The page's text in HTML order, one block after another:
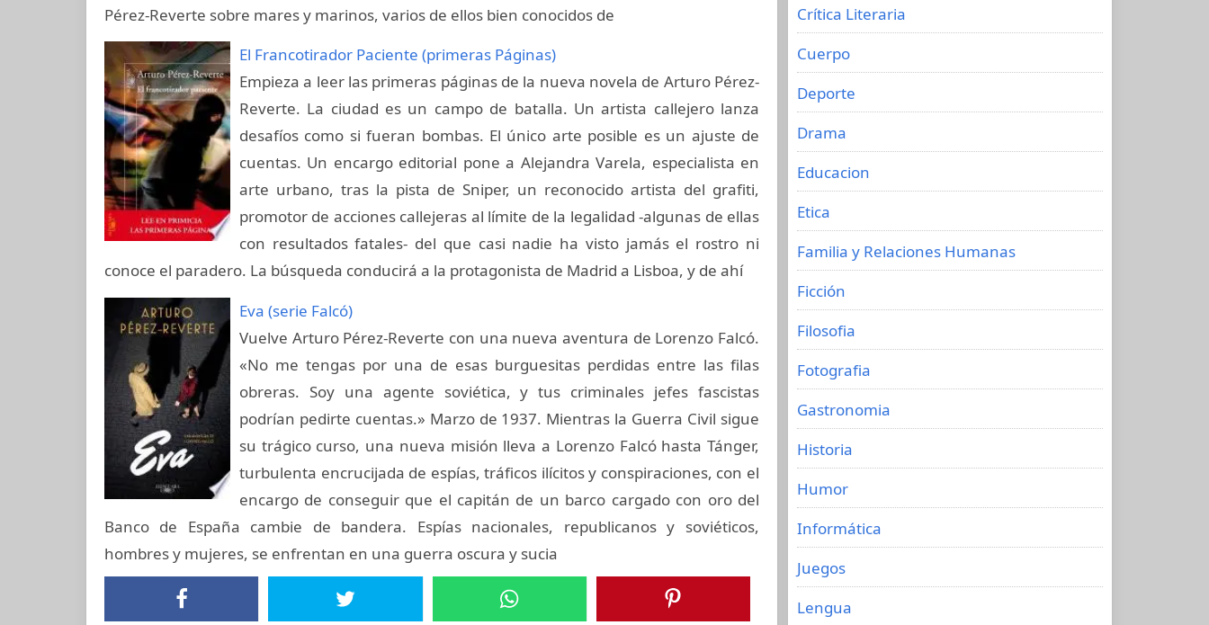
Pérez-Reverte sobre mares y marinos, varios de ellos bien conocidos de
El Francotirador Paciente (primeras Páginas)
Empieza a leer las primeras páginas de la nueva novela de Arturo Pérez-
Reverte. La ciudad es un campo de batalla. Un artista callejero lanza
desafíos como si fueran bombas. El único arte posible es un ajuste de
cuentas. Un encargo editorial pone a Alejandra Varela, especialista en
arte urbano, tras la pista de Sniper, un reconocido artista del grafiti,
promotor de acciones callejeras al límite de la legalidad -algunas de ellas
con resultados fatales- del que casi nadie ha visto jamás el rostro ni
conoce el paradero. La búsqueda conducirá a la protagonista de Madrid a Lisboa, y de ahí
Eva (serie Falcó)
Vuelve Arturo Pérez-Reverte con una nueva aventura de Lorenzo Falcó.
«No me tengas por una de esas burguesitas perdidas entre las filas
obreras. Soy una agente soviética, y tus criminales jefes fascistas
podrían pedirte cuentas.» Marzo de 1937. Mientras la Guerra Civil sigue
su trágico curso, una nueva misión lleva a Lorenzo Falcó hasta Tánger,
turbulenta encrucijada de espías, tráficos ilícitos y conspiraciones, con el
encargo de conseguir que el capitán de un barco cargado con oro del
Banco de España cambie de bandera. Espías nacionales, republicanos y soviéticos,
hombres y mujeres, se enfrentan en una guerra oscura y sucia
Crítica Literaria
Cuerpo
Deporte
Drama
Educacion
Etica
Familia y Relaciones Humanas
Ficción
Filosofia
Fotografia
Gastronomia
Historia
Humor
Informática
Juegos
Lengua